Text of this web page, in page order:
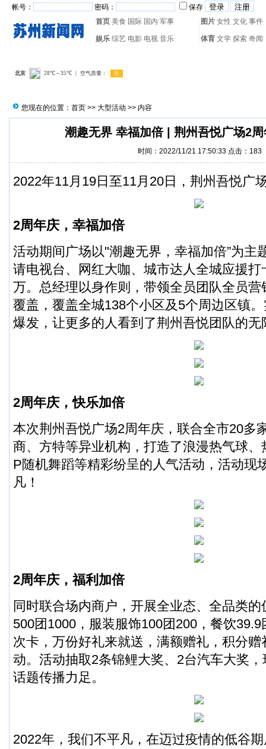
帐号： 密码：
保存
首页 美食 国际 国内 军事 图片 女性 文化 事件
娱乐 综艺 电影 电视 音乐 体育 文学 探索 奇闻
您现在的位置： 首页 >> 大型活动 >> 内容
潮趣无界 幸福加倍 | 荆州吾悦广场2
时间：2022/11/21 17:50:33 点击： 183
2022年11月19日至11月20日，荆州吾悦广
2周年庆，幸福加倍
活动期间广场以"潮趣无界，幸福加倍”为主
请电视台、网红大咖、城市达人全城应援
万。总经理以身作则，带领全员团队全员
覆盖，覆盖全城138个小区及5个周边区镇
爆发，让更多的人看到了荆州吾悦团队的
2周年庆，快乐加倍
本次荆州吾悦广场2周年庆，联合全市20多
商、方特等异业机构，打造了浪漫热气球
P随机舞蹈等精彩纷呈的人气活动，活动现
凡！
2周年庆，福利加倍
同时联合场内商户，开展全业态、全品类
500团1000，服装服饰100团200，餐饮
次卡，万份好礼来就送，满额赠礼，积分
动。活动抽取2条锦鲤大奖、2台汽车大奖
话题传播力足。
2022年，我们不平凡，在迈过疫情的低谷